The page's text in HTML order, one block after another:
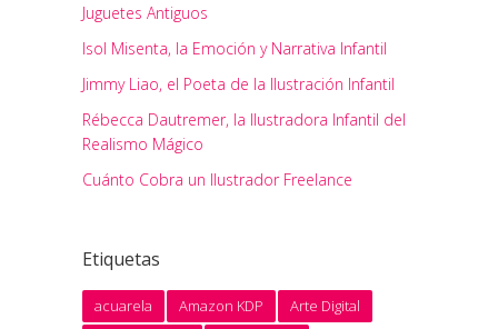
Juguetes Antiguos
Isol Misenta, la Emoción y Narrativa Infantil
Jimmy Liao, el Poeta de la Ilustración Infantil
Rébecca Dautremer, la Ilustradora Infantil del
Realismo Mágico
Cuánto Cobra un Ilustrador Freelance
Etiquetas
acuarela Amazon KDP
Arte Digital